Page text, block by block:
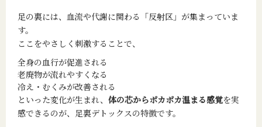
足の裏には、血流や代謝に関わる「反射区」が集まっていま
す。
ここをやさしく刺激することで、
全身の血行が促進される
老廃物が流れやすくなる
冷え・むくみが改善される
といった変化が生まれ、 体の芯からポカポカ温まる感覚を実
感できるのが、足裏デトックスの特徴です。